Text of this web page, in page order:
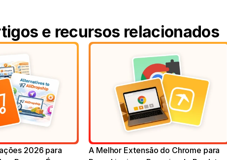
e recursos relacionados
2026 para
A Melhor Extensão do Chrome para